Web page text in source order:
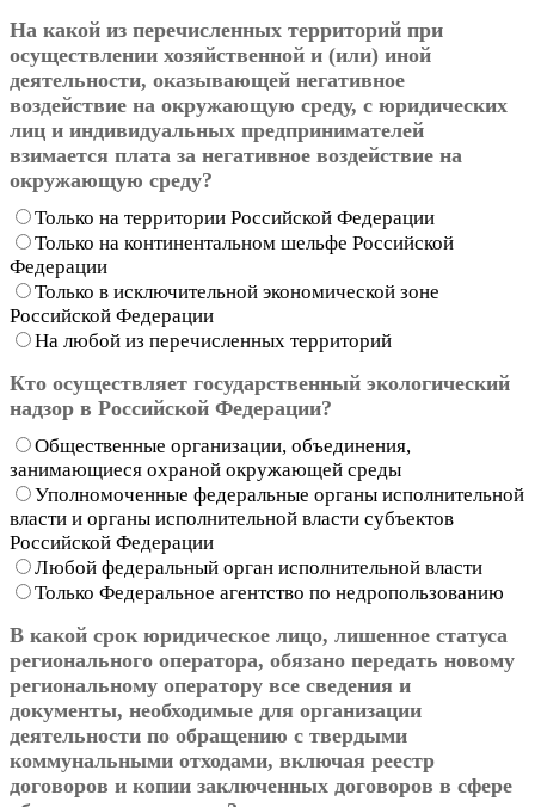
На какой из перечисленных территорий при
осуществлении хозяйственной и (или) иной
деятельности, оказывающей негативное
воздействие на окружающую среду, с юридических
лиц и индивидуальных предпринимателей
взимается плата за негативное воздействие на
окружающую среду?
Только на территории Российской Федерации
Только на континентальном шельфе Российской
Федерации
Только в исключительной экономической зоне
Российской Федерации
На любой из перечисленных территорий
Кто осуществляет государственный экологический
надзор в Российской Федерации?
Общественные организации, объединения,
занимающиеся охраной окружающей среды
Уполномоченные федеральные органы исполнительной
власти и органы исполнительной власти субъектов
Российской Федерации
Любой федеральный орган исполнительной власти
Только Федеральное агентство по недропользованию
В какой срок юридическое лицо, лишенное статуса
регионального оператора, обязано передать новому
региональному оператору все сведения и
документы, необходимые для организации
деятельности по обращению с твердыми
коммунальными отходами, включая реестр
договоров и копии заключенных договоров в сфере